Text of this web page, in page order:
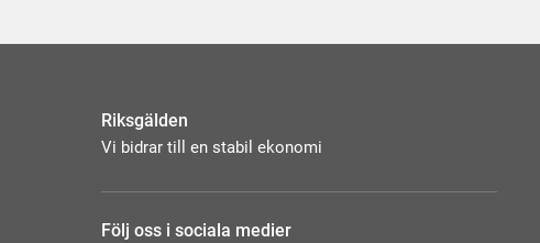
Riksgälden
Vi bidrar till en stabil ekonomi
Följ oss i sociala medier